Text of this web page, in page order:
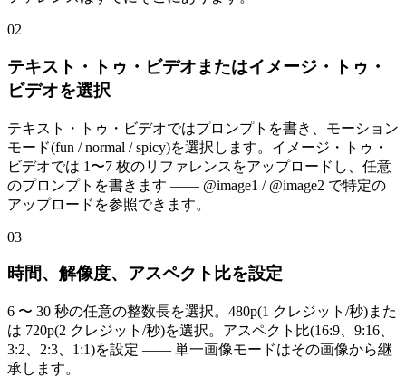
02
テキスト・トゥ・ビデオまたはイメージ・トゥ・
ビデオを選択
テキスト・トゥ・ビデオではプロンプトを書き、モーション
モード(fun / normal / spicy)を選択します。イメージ・トゥ・
ビデオでは 1〜7 枚のリファレンスをアップロードし、任意
のプロンプトを書きます —— @image1 / @image2 で特定の
アップロードを参照できます。
03
時間、解像度、アスペクト比を設定
6 〜 30 秒の任意の整数長を選択。480p(1 クレジット/秒)また
は 720p(2 クレジット/秒)を選択。アスペクト比(16:9、9:16、
3:2、2:3、1:1)を設定 —— 単一画像モードはその画像から継
承します。